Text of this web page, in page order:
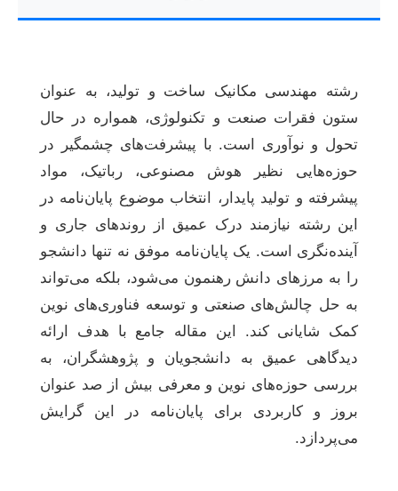
رشته مهندسی مکانیک ساخت و تولید، به عنوان
ستون فقرات صنعت و تکنولوژی، همواره در حال
تحول و نوآوری است. با پیشرفت‌های چشمگیر در
حوزه‌هایی نظیر هوش مصنوعی، رباتیک، مواد
پیشرفته و تولید پایدار، انتخاب موضوع پایان‌نامه در
این رشته نیازمند درک عمیق از روندهای جاری و
آینده‌نگری است. یک پایان‌نامه موفق نه تنها دانشجو
را به مرزهای دانش رهنمون می‌شود، بلکه می‌تواند
به حل چالش‌های صنعتی و توسعه فناوری‌های نوین
کمک شایانی کند. این مقاله جامع با هدف ارائه
دیدگاهی عمیق به دانشجویان و پژوهشگران، به
بررسی حوزه‌های نوین و معرفی بیش از صد عنوان
بروز و کاربردی برای پایان‌نامه در این گرایش
می‌پردازد.